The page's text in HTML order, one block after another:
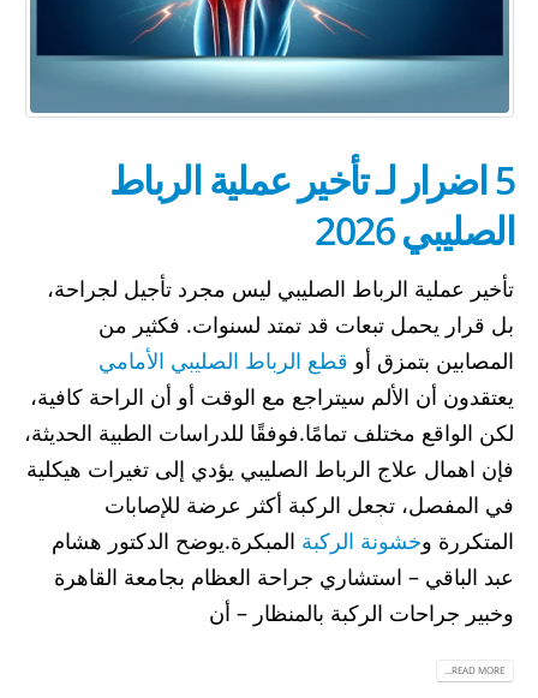
5 اضرار لـ تأخير عملية الرباط
الصليبي​ 2026
تأخير عملية الرباط الصليبي​ ليس مجرد تأجيل لجراحة،
بل قرار يحمل تبعات قد تمتد لسنوات. فكثير من
المصابين بتمزق أو قطع الرباط الصليبي الأمامي
يعتقدون أن الألم سيتراجع مع الوقت أو أن الراحة كافية،
لكن الواقع مختلف تمامًا.فوفقًا للدراسات الطبية الحديثة،
فإن اهمال علاج الرباط الصليبي يؤدي إلى تغيرات هيكلية
في المفصل، تجعل الركبة أكثر عرضة للإصابات
المتكررة وخشونة الركبة المبكرة.يوضح الدكتور هشام
عبد الباقي – استشاري جراحة العظام بجامعة القاهرة
وخبير جراحات الركبة بالمنظار – أن
READ MORE...